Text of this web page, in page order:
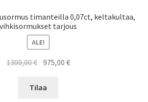
timanteilla 0,07ct, keltakultaa,
vihkisormukset tarjous
ALE!
1300,00€ Alkuperäinen
oli:
975,00€Nykyinen
Tilaa